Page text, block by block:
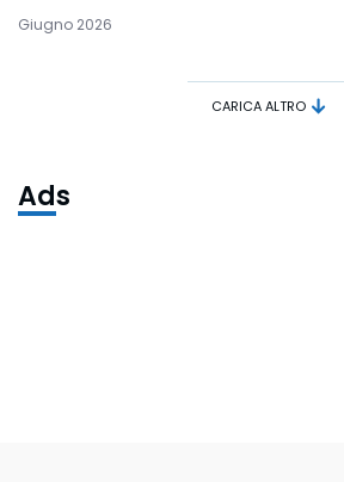
Giugno 2026
CARICA ALTRO
Ads